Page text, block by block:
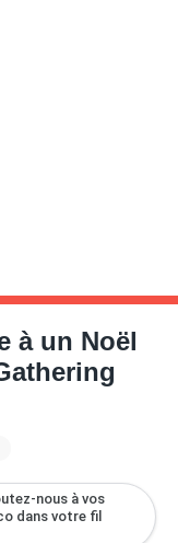
à un Noël
nous à vos
dans votre fil